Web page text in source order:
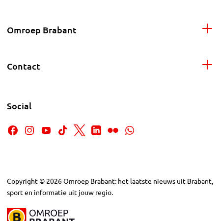
Omroep Brabant
Contact
Social
Copyright © 2026Omroep Brabant: het laatste nieuws uit Brabant,
sport en informatie uit jouw regio.